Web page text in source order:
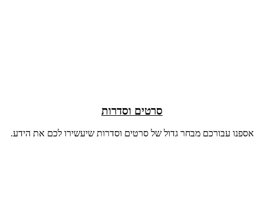
סרטים וסדרות
אספנו עבורכם מבחר גדול של סרטים וסדרות שיעשירו לכם את הידע.